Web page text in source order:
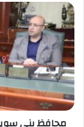
محافظ
بني
سويف
يتابع
مع
التعليم
خطة
استعدادات
عقد
امتحانات
محافظ بني